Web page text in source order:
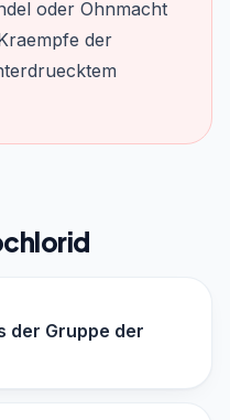
oder Ohnmacht
der
der Gruppe der